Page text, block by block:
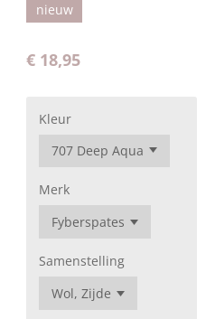
nieuw
€ 18,95
Kleur
Merk
Samenstelling